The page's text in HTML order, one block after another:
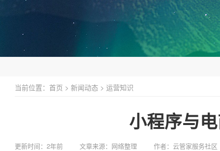
当前位置： 首页 > 新闻动态 > 运营知识
小程序与
更新时间：2年前 文章来源：网络整理 作者：云管家服务社区